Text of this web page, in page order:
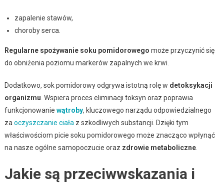
zapalenie stawów,
choroby serca.
Regularne spożywanie soku pomidorowego może przyczynić się
do obniżenia poziomu markerów zapalnych we krwi.
Dodatkowo, sok pomidorowy odgrywa istotną rolę w detoksykacji
organizmu . Wspiera proces eliminacji toksyn oraz poprawia
funkcjonowanie wątroby, kluczowego narządu odpowiedzialnego
za oczyszczanie ciała z szkodliwych substancji. Dzięki tym
właściwościom picie soku pomidorowego może znacząco wpłynąć
na nasze ogólne samopoczucie oraz zdrowie metaboliczne.
Jakie są przeciwwskazania i